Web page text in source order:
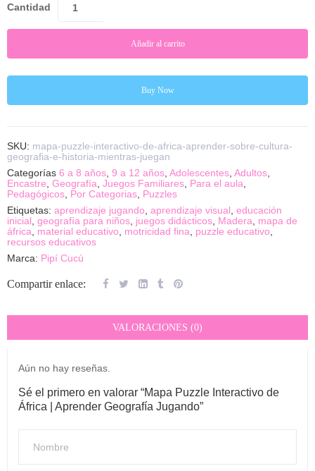
Cantidad
Añadir al carrito
Buy Now
SKU: mapa-puzzle-interactivo-de-africa-aprender-sobre-cultura-
geografia-e-historia-mientras-juegan
Categorías 6 a 8 años 9 a 12 años Adolescentes Adultos
Encastre Geografía Juegos Familiares Para el aula
Pedagógicos Por Categorias Puzzles
Etiquetas: aprendizaje jugando aprendizaje visual educación
inicial geografía para niños juegos didácticos Madera
mapa de
áfrica
material educativo motricidad fina puzzle educativo
recursos educativos
Marca: Pipí Cucú
Compartir enlace:
VALORACIONES (0)
Aún no hay reseñas.
Sé el primero en valorar “Mapa Puzzle Interactivo de
África | Aprender Geografía Jugando”